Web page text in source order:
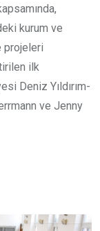
kurum ve
projeleri
ilk
Deniz Yıldırım-
ve Jenny